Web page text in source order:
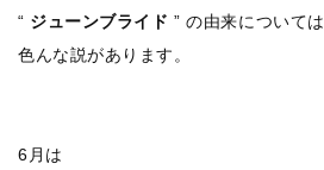
“ ジューンブライド ” の由来については
色んな説があります。
6月は